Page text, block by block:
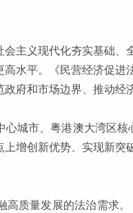
主义现代化夯实基础、
水平。《民营经济促
府和市场边界、推动经
城市、粤港澳大湾区
增创新优势、实现新
高质量发展的法治需求